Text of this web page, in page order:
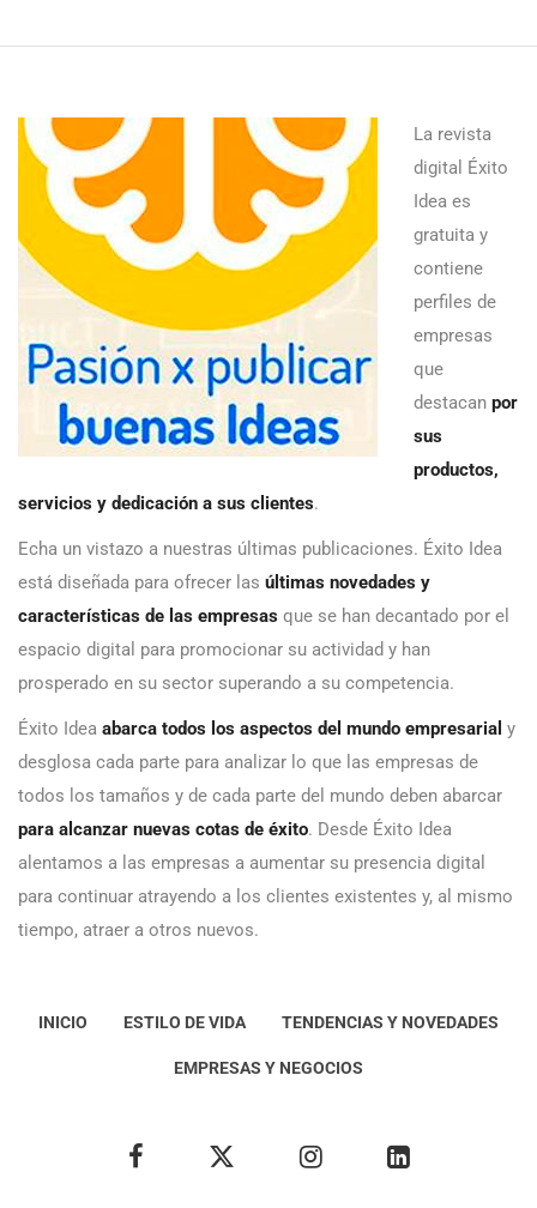
La revista
digital Éxito
Idea es
gratuita y
contiene
perfiles de
empresas
que
destacan por
sus
productos,
servicios y dedicación a sus clientes.
Echa un vistazo a nuestras últimas publicaciones. Éxito Idea
está diseñada para ofrecer las últimas novedades y
características de las empresas que se han decantado por el
espacio digital para promocionar su actividad y han
prosperado en su sector superando a su competencia.
Éxito Idea abarca todos los aspectos del mundo empresarial y
desglosa cada parte para analizar lo que las empresas de
todos los tamaños y de cada parte del mundo deben abarcar
para alcanzar nuevas cotas de éxito. Desde Éxito Idea
alentamos a las empresas a aumentar su presencia digital
para continuar atrayendo a los clientes existentes y, al mismo
tiempo, atraer a otros nuevos.
INICIO ESTILO DE VIDA TENDENCIAS Y NOVEDADES
EMPRESAS Y NEGOCIOS